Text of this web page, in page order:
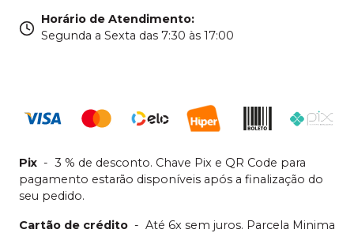
Horário de Atendimento:
Segunda a Sexta das 7:30 às 17:00
Pix - 3 % de desconto. Chave Pix e QR Code para
pagamento estarão disponíveis após a finalização do
seu pedido.
Cartão de crédito - Até 6x sem juros. Parcela Minima